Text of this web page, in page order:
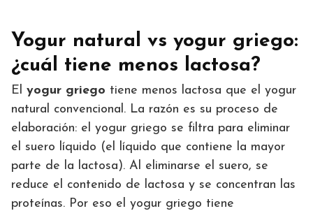
Yogur natural vs yogur griego:
¿cuál tiene menos lactosa?
El yogur griego tiene menos lactosa que el yogur
natural convencional. La razón es su proceso de
elaboración: el yogur griego se filtra para eliminar
el suero líquido (el líquido que contiene la mayor
parte de la lactosa). Al eliminarse el suero, se
reduce el contenido de lactosa y se concentran las
proteínas. Por eso el yogur griego tiene